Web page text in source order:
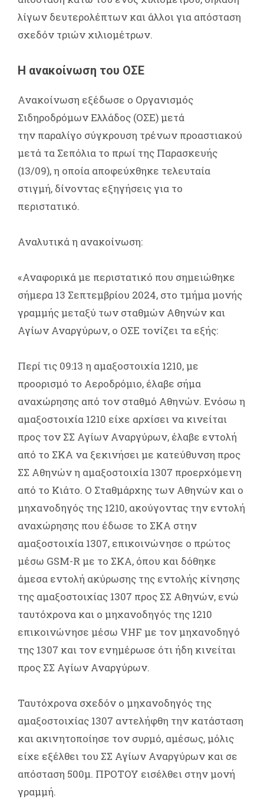
λίγων δευτερολέπτων και άλλοι για απόσταση
σχεδόν τριών χιλιομέτρων.
Η ανακοίνωση του ΟΣΕ
Ανακοίνωση εξέδωσε ο Οργανισμός
Σιδηροδρόμων Ελλάδος (ΟΣΕ) μετά
την παραλίγο σύγκρουση τρένων προαστιακού
μετά τα Σεπόλια το πρωί της Παρασκευής
(13/09), η οποία αποφεύχθηκε τελευταία
στιγμή, δίνοντας εξηγήσεις για το
περιστατικό.
Αναλυτικά η ανακοίνωση:
«Αναφορικά με περιστατικό που σημειώθηκε
σήμερα 13 Σεπτεμβρίου 2024, στο τμήμα μονής
γραμμής μεταξύ των σταθμών Αθηνών και
Αγίων Αναργύρων, ο ΟΣΕ τονίζει τα εξής:
Περί τις 09:13 η αμαξοστοιχία 1210, με
προορισμό το Αεροδρόμιο, έλαβε σήμα
αναχώρησης από τον σταθμό Αθηνών. Ενόσω η
αμαξοστοιχία 1210 είχε αρχίσει να κινείται
προς τον ΣΣ Αγίων Αναργύρων, έλαβε εντολή
από το ΣΚΑ να ξεκινήσει με κατεύθυνση προς
ΣΣ Αθηνών η αμαξοστοιχία 1307 προερχόμενη
από το Κιάτο. Ο Σταθμάρχης των Αθηνών και ο
μηχανοδηγός της 1210, ακούγοντας την εντολή
αναχώρησης που έδωσε το ΣΚΑ στην
αμαξοστοιχία 1307, επικοινώνησε ο πρώτος
μέσω GSM-R με το ΣΚΑ, όπου και δόθηκε
άμεσα εντολή ακύρωσης της εντολής κίνησης
της αμαξοστοιχίας 1307 προς ΣΣ Αθηνών, ενώ
ταυτόχρονα και ο μηχανοδηγός της 1210
επικοινώνησε μέσω VHF με τον μηχανοδηγό
της 1307 και τον ενημέρωσε ότι ήδη κινείται
προς ΣΣ Αγίων Αναργύρων.
Ταυτόχρονα σχεδόν ο μηχανοδηγός της
αμαξοστοιχίας 1307 αντελήφθη την κατάσταση
και ακινητοποίησε τον συρμό, αμέσως, μόλις
είχε εξέλθει του ΣΣ Αγίων Αναργύρων και σε
απόσταση 500μ. ΠΡOTOY εισέλθει στην μονή
γραμμή.